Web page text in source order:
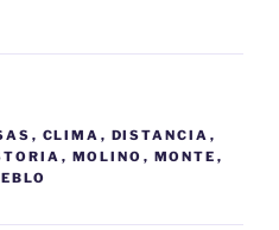
, CLIMA , DISTANCIA ,
, MOLINO , MONTE ,